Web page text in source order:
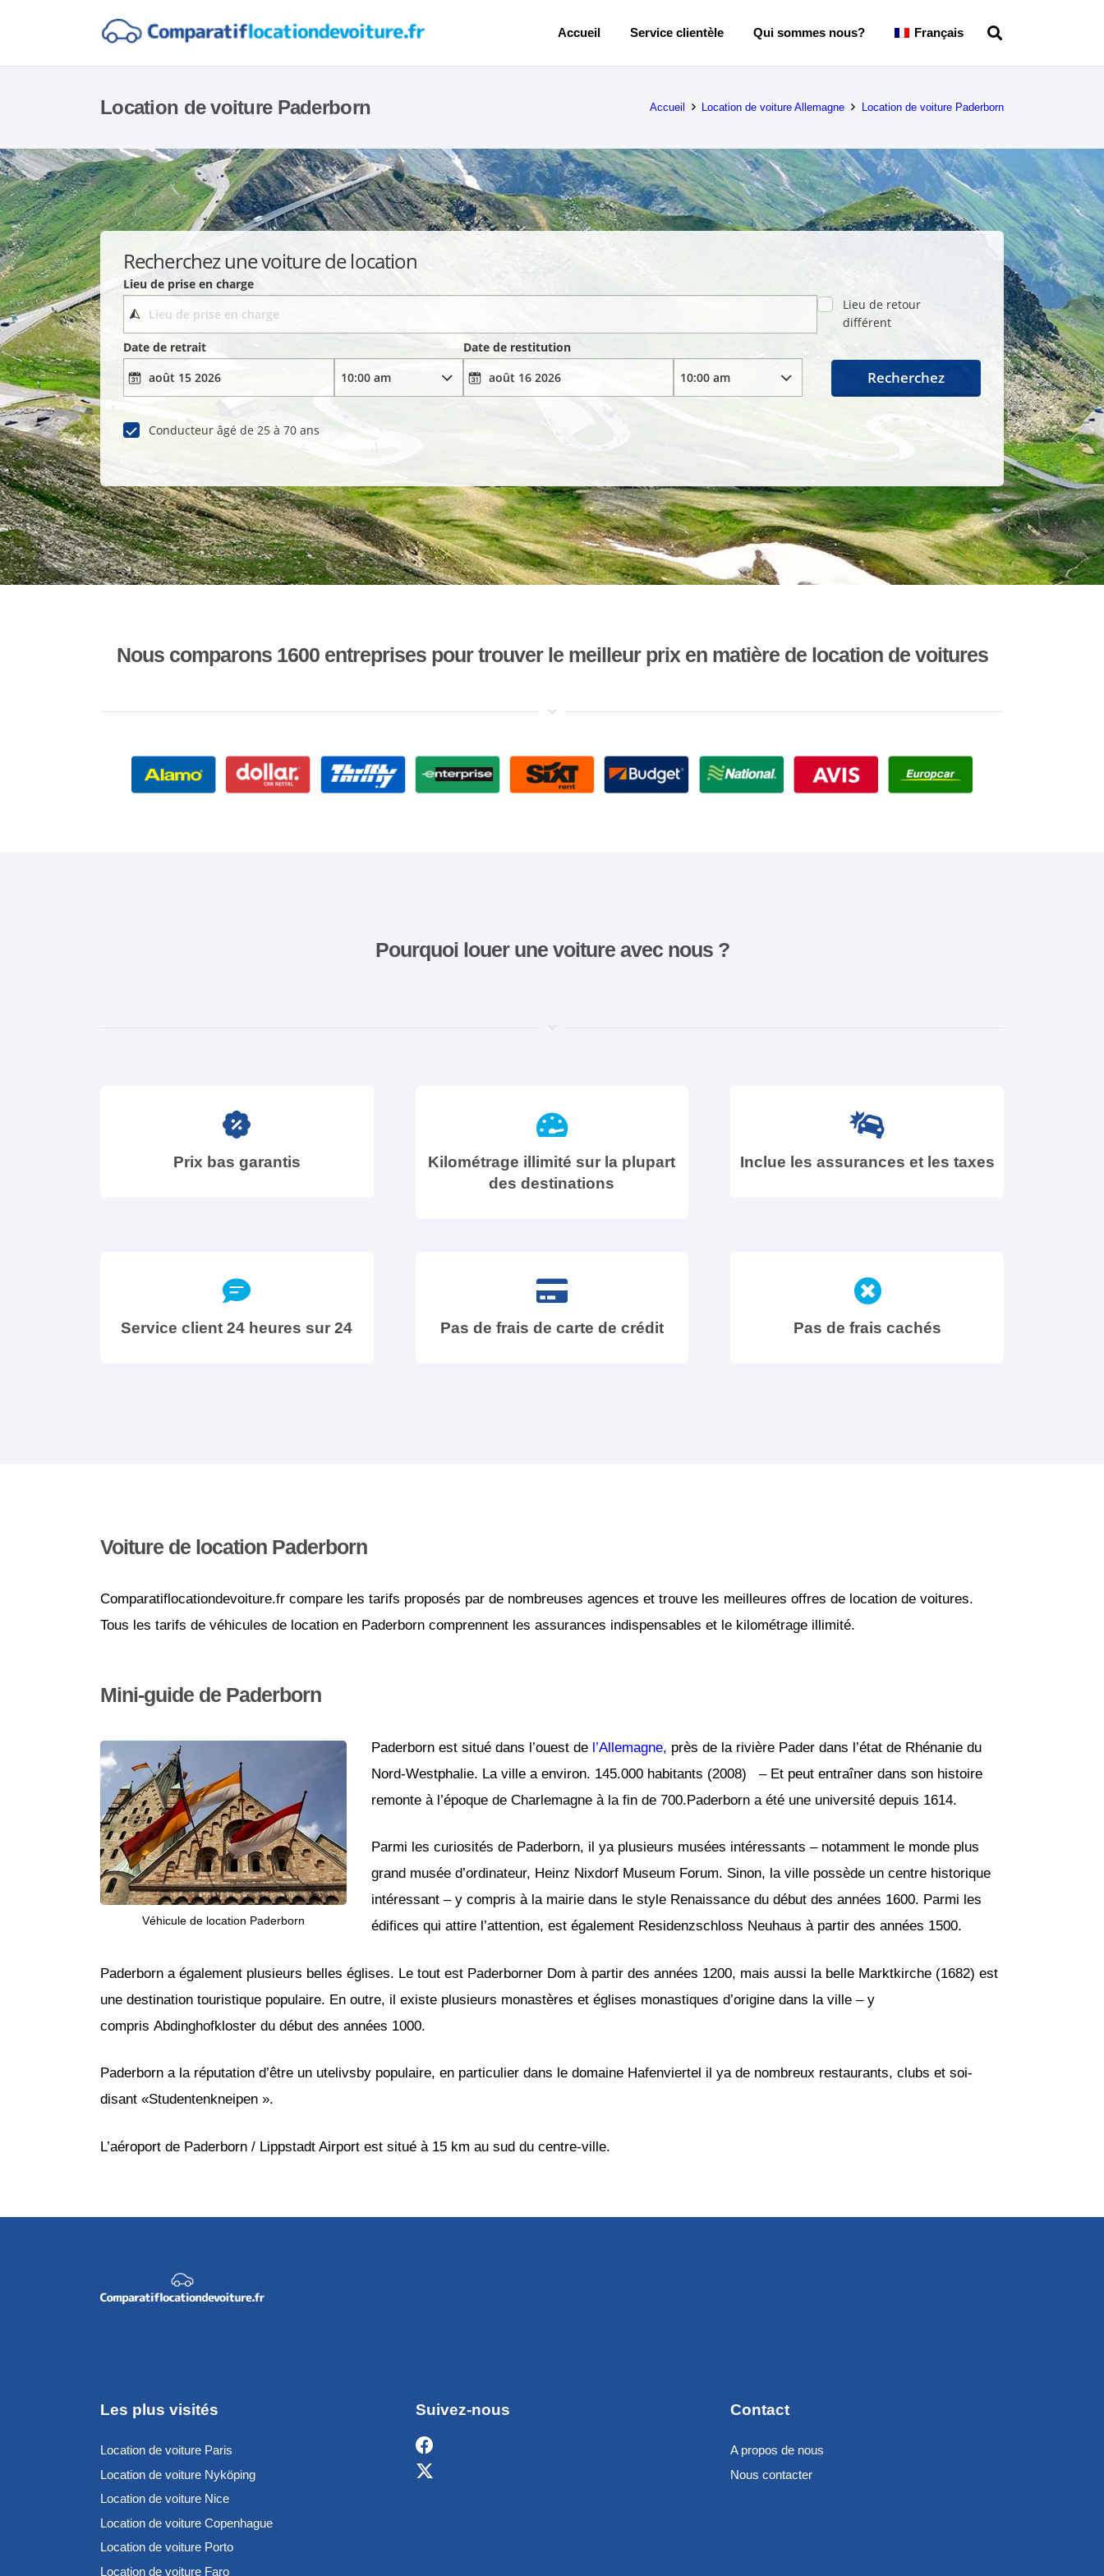
Accueil Service clientèle Qui sommes nous? Français
Location de voiture Paderborn Accueil Location de voiture Allemagne Location de voiture Paderborn
Recherchez une voiture de location
Lieu de prise en charge
Lieu de retour
différent
Date de retrait
Date de restitution
Conducteur âgé de 25 à 70 ans
Recherchez
Nous comparons 1600 entreprises pour trouver le meilleur prix en matière de location de voitures
Pourquoi louer une voiture avec nous ?
Prix bas garantis
Kilométrage illimité sur la plupart
des destinations
Inclue les assurances et les taxes
Service client 24 heures sur 24 Pas de frais de carte de crédit Pas de frais cachés
Voiture de location Paderborn
Comparatiflocationdevoiture.fr compare les tarifs proposés par de nombreuses agences et trouve les meilleures offres de location de voitures.
Tous les tarifs de véhicules de location en Paderborn comprennent les assurances indispensables et le kilométrage illimité.
Mini-guide de Paderborn
Véhicule de location Paderborn
Paderborn est situé dans l’ouest de l’Allemagne, près de la rivière Pader dans l’état de Rhénanie du
Nord-Westphalie. La ville a environ. 145.000 habitants (2008) – Et peut entraîner dans son histoire
remonte à l’époque de Charlemagne à la fin de 700.Paderborn a été une université depuis 1614.
Parmi les curiosités de Paderborn, il ya plusieurs musées intéressants – notamment le monde plus
grand musée d’ordinateur, Heinz Nixdorf Museum Forum. Sinon, la ville possède un centre historique
intéressant – y compris à la mairie dans le style Renaissance du début des années 1600. Parmi les
édifices qui attire l’attention, est également Residenzschloss Neuhaus à partir des années 1500.
Paderborn a également plusieurs belles églises. Le tout est Paderborner Dom à partir des années 1200, mais aussi la belle Marktkirche (1682) est
une destination touristique populaire. En outre, il existe plusieurs monastères et églises monastiques d’origine dans la ville – y
compris Abdinghofkloster du début des années 1000.
Paderborn a la réputation d’être un utelivsby populaire, en particulier dans le domaine Hafenviertel il ya de nombreux restaurants, clubs et soi-
disant «Studentenkneipen ».
L’aéroport de Paderborn / Lippstadt Airport est situé à 15 km au sud du centre-ville.
Les plus visités
Location de voiture Paris
Location de voiture Nyköping
Location de voiture Nice
Location de voiture Copenhague
Location de voiture Porto
Location de voiture Faro
Suivez-nous Contact
A propos de nous
Nous contacter